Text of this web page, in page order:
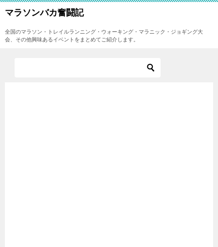
マラソンバカ奮闘記
全国のマラソン・トレイルランニング・ウォーキング・マラニック・ジョギング大
会、その他興味あるイベントをまとめてご紹介します。